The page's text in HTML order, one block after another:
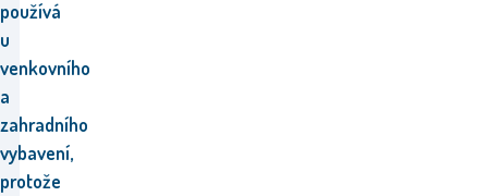
používá
u
venkovního
a
zahradního
vybavení,
protože